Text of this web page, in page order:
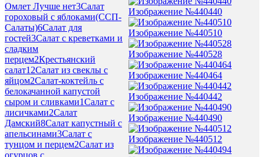
Омлет Лучше нет3Салат
гороховый с яблоками(ССП-
Салаты)6Салат для
гостей3Салат с креветками и
сладким
перцем2Крестьянский
салат12Салат из свеклы с
яйцом2Салат-коктейль с
белокачанной капустой
сыром и сливками1Салат с
лисичками2Салат
Дамский8Салат капустный с
апельсинами3Салат с
тунцом и перцем2Салат из
огурцов с
Изображение №440440
Изображение №440510
Изображение №440528
Изображение №440464
Изображение №440442
Изображение №440490
Изображение №440512